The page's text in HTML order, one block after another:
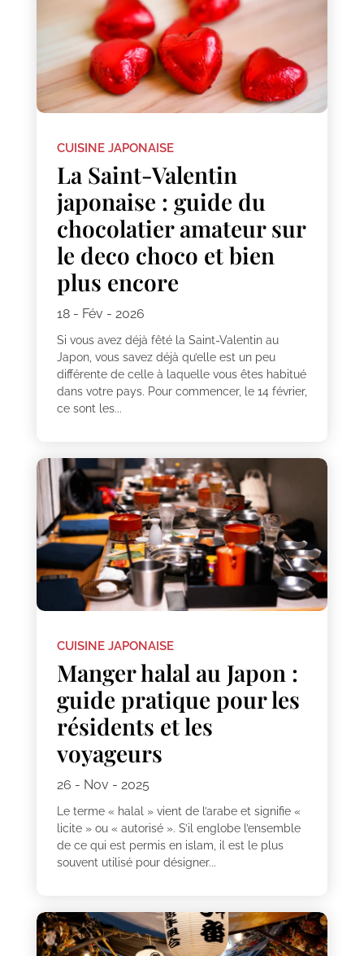
CUISINE JAPONAISE
La Saint-Valentin
japonaise : guide du
chocolatier amateur sur
le deco choco et bien
plus encore
18 - Fév - 2026
Si vous avez déjà fêté la Saint-Valentin au
Japon, vous savez déjà qu’elle est un peu
différente de celle à laquelle vous êtes habitué
dans votre pays. Pour commencer, le 14 février,
ce sont les...
CUISINE JAPONAISE
Manger halal au Japon :
guide pratique pour les
résidents et les
voyageurs
26 - Nov - 2025
Le terme « halal » vient de l’arabe et signifie «
licite » ou « autorisé ». S’il englobe l’ensemble
de ce qui est permis en islam, il est le plus
souvent utilisé pour désigner...